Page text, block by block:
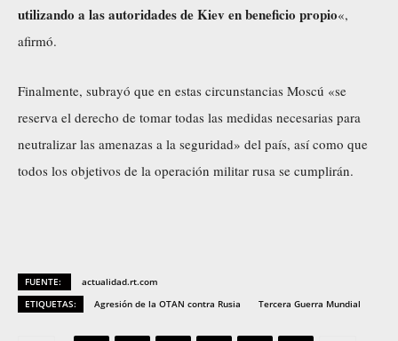
utilizando a las autoridades de Kiev en beneficio propio«,
afirmó.
Finalmente, subrayó que en estas circunstancias Moscú «se
reserva el derecho de tomar todas las medidas necesarias para
neutralizar las amenazas a la seguridad» del país, así como que
todos los objetivos de la operación militar rusa se cumplirán.
FUENTE:
actualidad.rt.com
ETIQUETAS:
Agresión de la OTAN contra Rusia Tercera Guerra Mundial